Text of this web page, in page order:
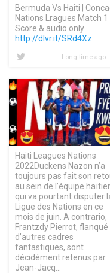
Bermuda Vs Haiti |
Nations Lragues Match 1
Score & audio only
http://dlvr.it/SRd4Xz
Long time ago
Haiti Leagues Nations
2022Duckens Nazon n’a
toujours pas fait son
au sein de l’équipe
qui va pourtant disputer
Ligue des Nations en ce
mois de juin. A contrario,
Frantzdy Pierrot, flanqué
d’autres cadres
fantastiques, sont
décidément retenus par
Jean-Jacq…